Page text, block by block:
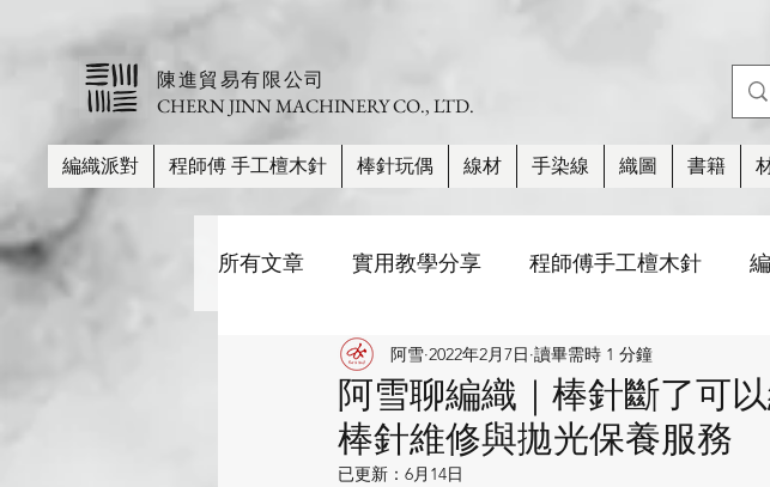
​陳進貿易有限公司
CHERN JINN MACHINERY CO., LTD.
編織派對 程師傅 手工檀木針 棒針玩偶 線材 手染線 織圖 書籍
所有文章 實用教學分享 程師傅手工檀木針
棒針尺寸、長度、材質比較 活動
披肩/圍巾 毛衣類 襪子 蕾絲
阿雪聊編織｜棒針斷了可
棒針維修與拋光保養服務
阿雪 2022年2月7日 讀畢需時 1 分鐘
已更新： 6月14日